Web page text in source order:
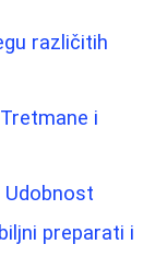
različitih
i
Udobnost
preparati i